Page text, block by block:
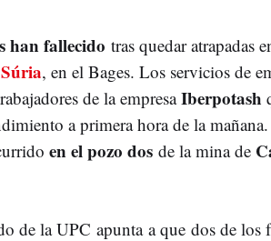
han fallecido tras quedar atrapadas
Súria, en el Bages. Los servicios de
de la empresaIberpotash
a primera hora de la
en el pozo dos de la mina de
de la UPC apunta a que dos de los